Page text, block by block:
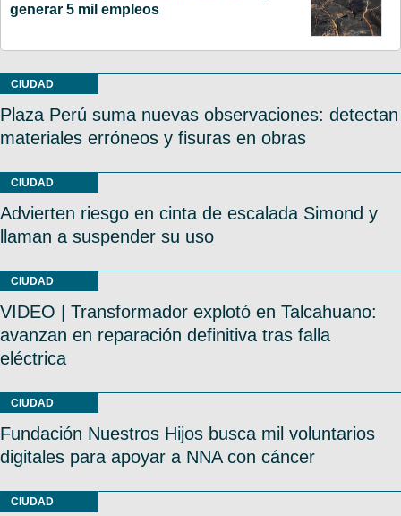
generar 5 mil empleos
CIUDAD
Plaza Perú suma nuevas observaciones: detectan
materiales erróneos y fisuras en obras
CIUDAD
Advierten riesgo en cinta de escalada Simond y
llaman a suspender su uso
CIUDAD
VIDEO | Transformador explotó en Talcahuano:
avanzan en reparación definitiva tras falla
eléctrica
CIUDAD
Fundación Nuestros Hijos busca mil voluntarios
digitales para apoyar a NNA con cáncer
CIUDAD